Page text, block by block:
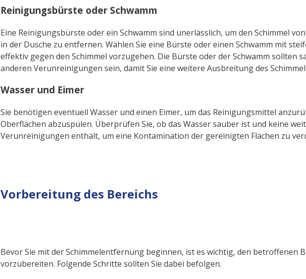
Reinigungsbürste oder Schwamm
Eine Reinigungsbürste oder ein Schwamm sind unerlässlich, um den Schimmel
in der Dusche zu entfernen. Wählen Sie eine Bürste oder einen Schwamm mit
effektiv gegen den Schimmel vorzugehen. Die Bürste oder der Schwamm sollten
anderen Verunreinigungen sein, damit Sie eine weitere Ausbreitung des
Wasser und Eimer
Sie benötigen eventuell Wasser und einen Eimer, um das Reinigungsmittel
Oberflächen abzuspülen. Überprüfen Sie, ob das Wasser sauber ist und keine
Verunreinigungen enthält, um eine Kontamination der gereinigten Flächen zu
Vorbereitung des Bereichs
Bevor Sie mit der Schimmelentfernung beginnen, ist es wichtig, den betroffenen
vorzubereiten. Folgende Schritte sollten Sie dabei befolgen.